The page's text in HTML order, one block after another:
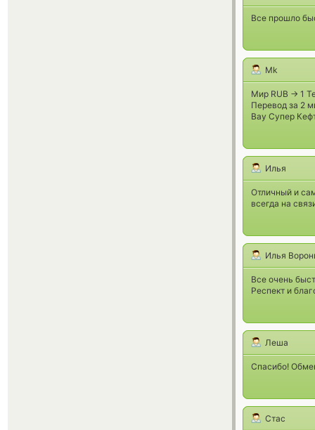
Все прошло
Mk
Мир RUB -> 1
Перевод за 2
Вау Супер
Илья
Отличный и
всегда на
Илья
Все очень
Респект и
Леша
Спасибо!
Стас